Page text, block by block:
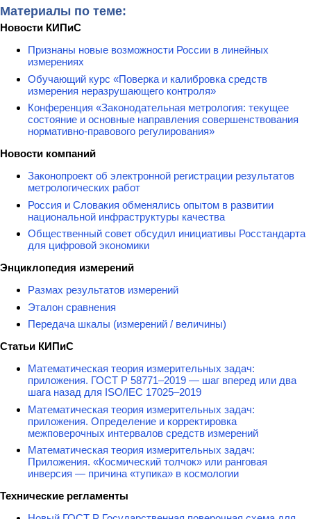
Материалы по теме:
Новости КИПиС
Признаны новые возможности России в линейных
измерениях
Обучающий курс «Поверка и калибровка средств
измерения неразрушающего контроля»
Конференция «Законодательная метрология: текущее
состояние и основные направления совершенствования
нормативно-правового регулирования»
Новости компаний
Законопроект об электронной регистрации результатов
метрологических работ
Россия и Словакия обменялись опытом в развитии
национальной инфраструктуры качества
Общественный совет обсудил инициативы Росстандарта
для цифровой экономики
Энциклопедия измерений
Размах результатов измерений
Эталон сравнения
Передача шкалы (измерений / величины)
Статьи КИПиС
Математическая теория измерительных задач:
приложения. ГОСТ Р 58771–2019 — шаг вперед или два
шага назад для ISO/IEC 17025–2019
Математическая теория измерительных задач:
приложения. Определение и корректировка
межповерочных интервалов средств измерений
Математическая теория измерительных задач:
Приложения. «Космический толчок» или ранговая
инверсия — причина «тупика» в космологии
Технические регламенты